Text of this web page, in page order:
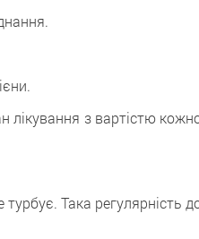
лікування з вартістю
Така регулярність